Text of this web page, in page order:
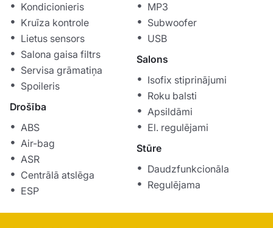
Kondicionieris
Kruīza kontrole
Lietus sensors
Salona gaisa filtrs
Servisa grāmatiņa
Spoileris
Drošība
ABS
Air-bag
ASR
Centrālā atslēga
ESP
MP3
Subwoofer
USB
Salons
Isofix stiprinājumi
Roku balsti
Apsildāmi
El. regulējami
Stūre
Daudzfunkcionāla
Regulējama